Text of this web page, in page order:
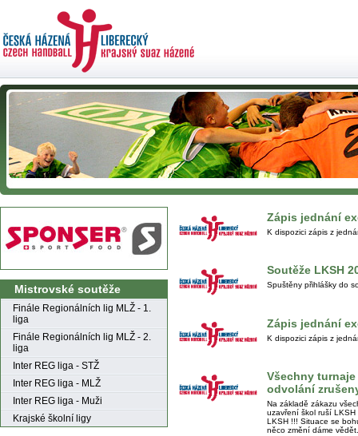
Mistrovské soutěže
Finále Regionálních lig MLŽ - 1.
liga
Finále Regionálních lig MLŽ - 2.
liga
Inter REG liga - STŽ
Inter REG liga - MLŽ
Inter REG liga - Muži
Krajské školní ligy
Zápis jednání
K dispozici zápis z
Soutěže LKSH
Spuštěny přihlášky do
Zápis jednání
K dispozici zápis z
Všechny
odvolání
Na základě zákazu
uzavření škol ruší
LKSH !!! Situace se
něco změní dáme